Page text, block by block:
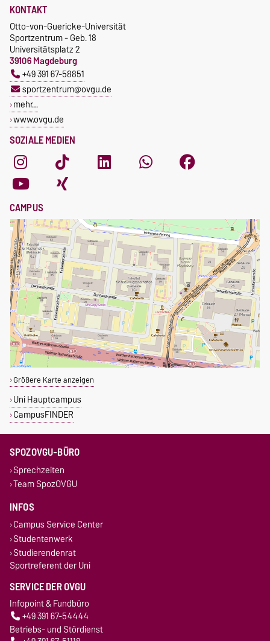
SOZIALE MEDIEN
KONTAKT
Otto-von-Guericke-Universität
Sportzentrum - Geb. 18
Universitätsplatz 2
39106 Magdeburg
+49 391 67-58851
sportzentrum@ovgu.de
mehr…
www.ovgu.de
CAMPUS
Größere Karte anzeigen
Uni Hauptcampus
CampusFINDER
SPOZOVGU-BÜRO
Sprechzeiten
Team SpozOVGU
INFOS
Campus Service Center
Studentenwerk
Studierendenrat
Sportreferent der Uni
SERVICE DER OVGU
Infopoint & Fundbüro
+49 391 67-54444
Betriebs- und Stördienst